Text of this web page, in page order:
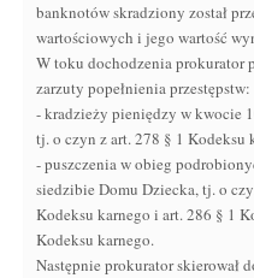
banknotów skradziony został
wartościowych i jego wartość
W toku dochodzenia prokurator
zarzuty popełnienia przestępstw:
- kradzieży pieniędzy w kwocie
tj. o czyn z art. 278 § 1 Kodeksu
- puszczenia w obieg
siedzibie Domu Dziecka, tj. o
Kodeksu karnego i art. 286 § 1
Kodeksu karnego.
Następnie prokurator skierował